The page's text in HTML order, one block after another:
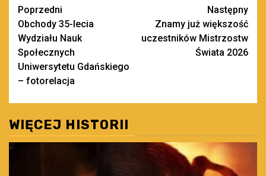
Zobacz
wpisy
Poprzedni
Obchody 35-lecia
Wydziału Nauk
Społecznych
Uniwersytetu Gdańskiego
– fotorelacja
Następny
Znamy już większość
uczestników Mistrzostw
Świata 2026
WIĘCEJ HISTORII